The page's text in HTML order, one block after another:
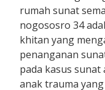
rumah sunat
nogososro 34
khitan yang
penanganan
pada kasus
anak trauma